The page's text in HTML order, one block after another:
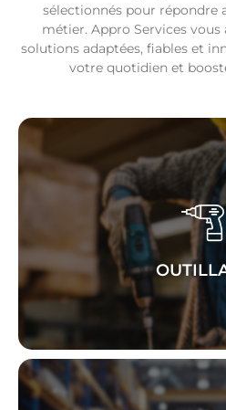
sélectionnés pour répondre
métier. Appro Services
solutions adaptées, fiables et
votre quotidien et
Retrouvez une
outils
pour répondre à
,
réparation
bricolage